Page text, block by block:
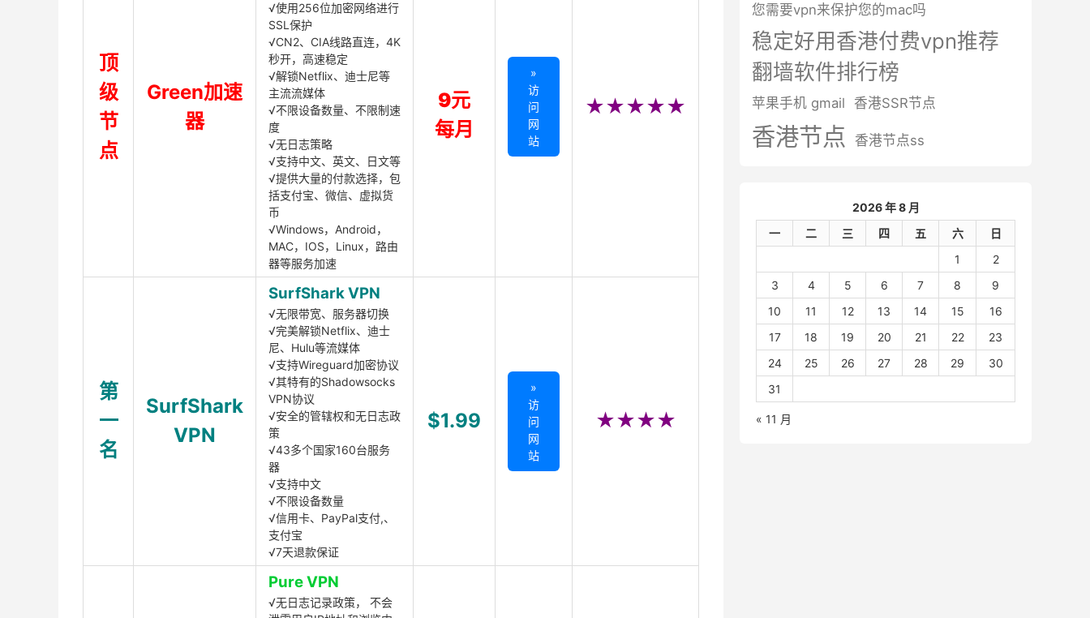
顶
级
节
点
Green加速
器
√使用256位加密网络进行
SSL保护
√CN2、CIA线路直连，4K
秒开，高速稳定
√解锁Netflix、迪士尼等
主流流媒体
√不限设备数量、不限制速
度
√无日志策略
√支持中文、英文、日文等
√提供大量的付款选择，包
括支付宝、微信、虚拟货
币
√Windows，Android，
MAC，IOS，Linux，路由
器等服务加速
9元
每月
»
访
问
网
站
★★★★★
第
一
名
SurfShark
VPN
SurfShark VPN
√无限带宽、服务器切换
√完美解锁Netflix、迪士
尼、Hulu等流媒体
√支持Wireguard加密协议
√其特有的Shadowsocks
VPN协议
√安全的管辖权和无日志政
策
√43多个国家160台服务
器
√支持中文
√不限设备数量
√信用卡、PayPal支付,、
支付宝
√7天退款保证
$1.99
»
访
问
网
站
★★★★
Pure VPN
√无日志记录政策， 不会
您需要vpn来保护您的mac吗
稳定好用香港付费vpn推荐
翻墙软件排行榜
苹果手机 gmail 香港SSR节点
香港节点 香港节点ss
2026 年 8 月
一
二 三 四 五 六
日
1
2
3
4 5 6 7 8
9
10
11 12 13 14 15
16
17
18 19 20 21 22
23
24
25 26 27 28 29
30
31
« 11 月